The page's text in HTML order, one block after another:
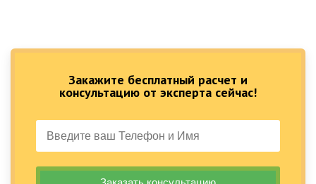
Закажите бесплатный расчет и
консультацию от эксперта сейчас!